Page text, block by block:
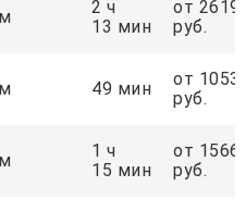
2 ч
13 мин
от 2619
руб.
49 мин
от 1053
руб.
1 ч
15 мин
от 1566
руб.